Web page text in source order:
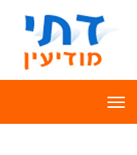
תפריט